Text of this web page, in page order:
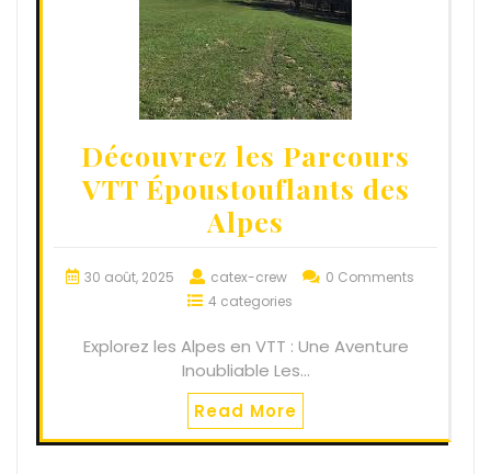
Découvrez les Parcours
VTT Époustouflants des
Alpes
30 août, 2025 catex-crew
0 Comments
4 categories
Explorez les Alpes en VTT : Une Aventure
Inoubliable Les…
Read More